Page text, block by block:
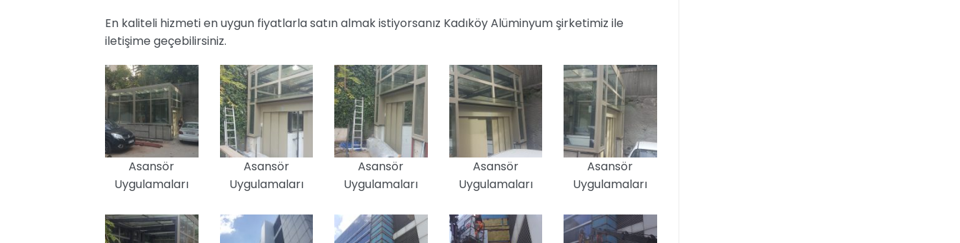
En kaliteli hizmeti en uygun fiyatlarla satın almak istiyorsanız Kadıköy Alüminyum şirketimiz ile
iletişime geçebilirsiniz.
Asansör
Uygulamaları
Asansör
Uygulamaları
Asansör
Uygulamaları
Asansör
Uygulamaları
Asansör
Uygulamaları